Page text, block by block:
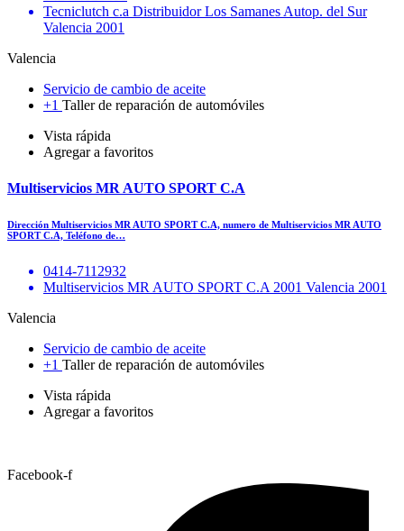
Tecniclutch c.a Distribuidor Los Samanes Autop. del Sur
Valencia 2001
Valencia
Servicio de cambio de aceite
+1 Taller de reparación de automóviles
Vista rápida
Agregar a favoritos
Multiservicios MR AUTO SPORT C.A
Dirección Multiservicios MR AUTO SPORT C.A, numero de Multiservicios MR AUTO
SPORT C.A, Teléfono de…
0414-7112932
Multiservicios MR AUTO SPORT C.A 2001 Valencia 2001
Valencia
Servicio de cambio de aceite
+1 Taller de reparación de automóviles
Vista rápida
Agregar a favoritos
Facebook-f